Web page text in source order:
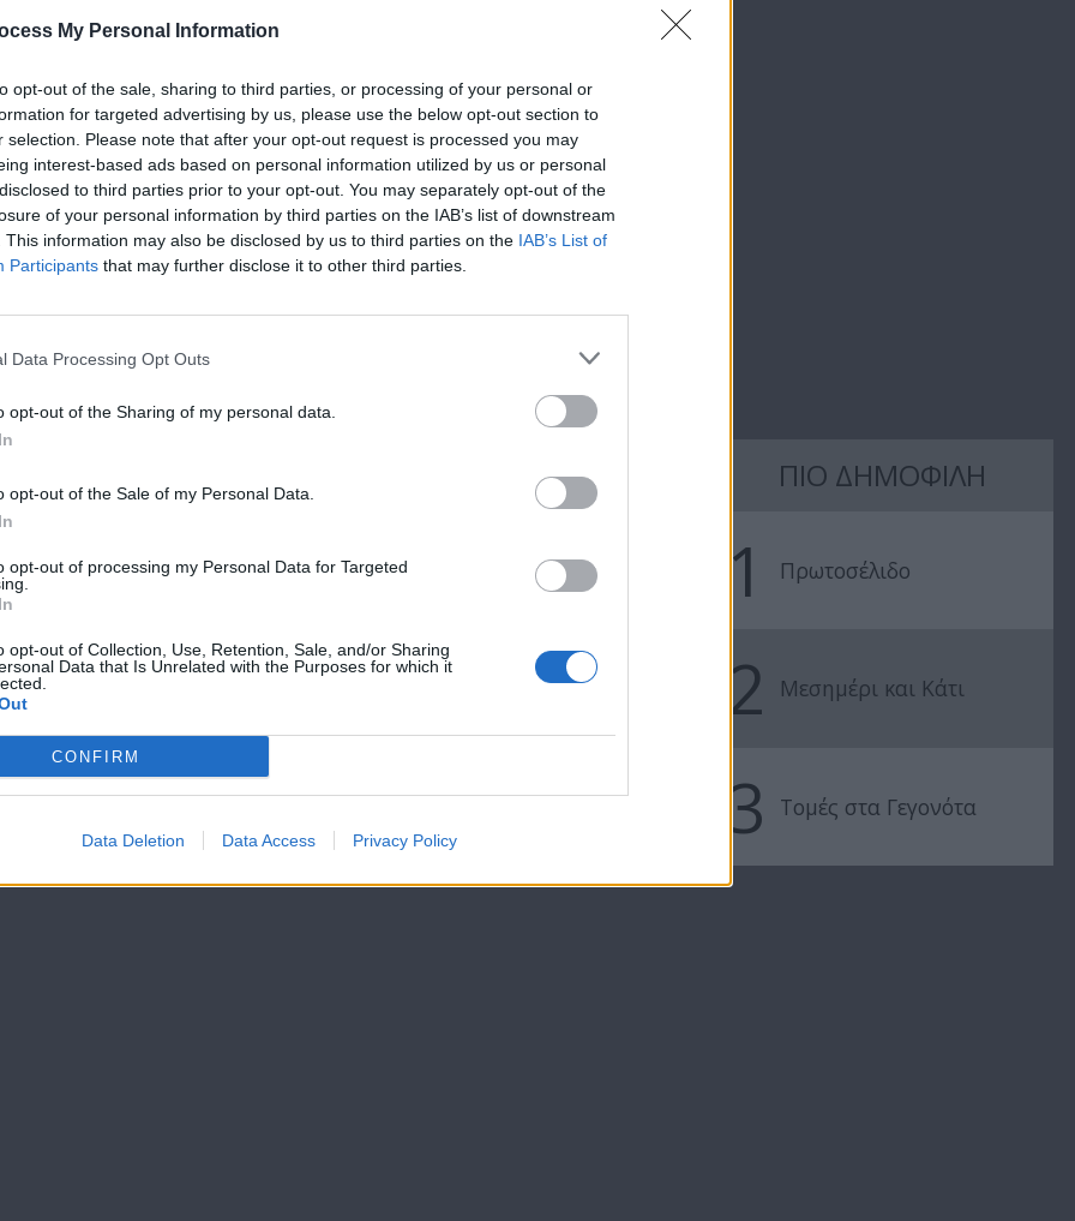
My Personal Information
opt-out of the sale, sharing to third parties, or processing of your personal or
for targeted advertising by us, please use the below opt-out section to
selection. Please note that after your opt-out request is processed you may
interest-based ads based on personal information utilized by us or personal
to third parties prior to your opt-out. You may separately opt-out of the
of your personal information by third parties on the IAB’s list of downstream
This information may also be disclosed by us to third parties on the IAB’s List of
Participants that may further disclose it to other third parties.
Data Processing Opt Outs
opt-out of the Sharing of my personal data.
opt-out of the Sale of my Personal Data.
opt-out of processing my Personal Data for Targeted
opt-out of Collection, Use, Retention, Sale, and/or Sharing
Data that Is Unrelated with the Purposes for which it
CONFIRM
Data Deletion Data Access Privacy Policy
προσπαθεί ο Πέτρος να αναγκάσει τη Ρεβέκα να κάνει αυτό
μια ανθοδέσμη για την Αρετή στο γραφείο, κάτι που θα
Μια συνάντηση μεταξύ της Νεφέλης και του Στεφανου
Αναστασιας. Στη συνεχεια παραδεχεται κάτι που φέρνει τον
στο μεγαλύτερο δίλημμα της ζωής του!
Επ.179
Επ.178
ΠΙΟ ΔΗΜΟΦΙΛΗ
1 Πρωτοσέλιδο
2 Μεσημέρι και Κάτι
3 Τομές στα Γεγονότα